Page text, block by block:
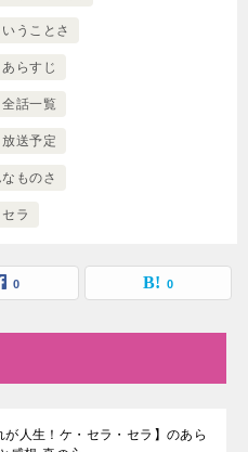
うことさ
らすじ
話一覧
送予定
ものさ
ラ
0 0
が人生！ケ・セラ・セラ】のあら